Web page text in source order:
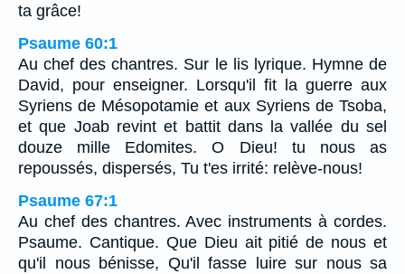
ta grâce!
Psaume 60:1
Au chef des chantres. Sur le lis lyrique. Hymne de
David, pour enseigner. Lorsqu'il fit la guerre aux
Syriens de Mésopotamie et aux Syriens de Tsoba,
et que Joab revint et battit dans la vallée du sel
douze mille Edomites. O Dieu! tu nous as
repoussés, dispersés, Tu t'es irrité: relève-nous!
Psaume 67:1
Au chef des chantres. Avec instruments à cordes.
Psaume. Cantique. Que Dieu ait pitié de nous et
qu'il nous bénisse, Qu'il fasse luire sur nous sa